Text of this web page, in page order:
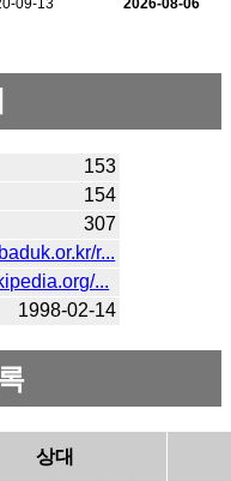
153
154
307
r...
...
1998-02-14
상대